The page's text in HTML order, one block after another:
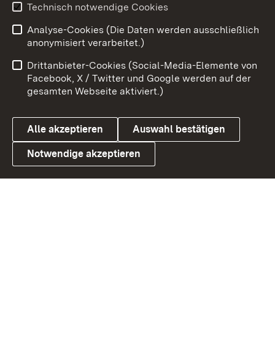
Link zum Landesportal
Impressum
Kontakt
Barrierefreiheit
Datenschutz
Cookies
Technisch notwendige Cookies
Analyse-Cookies (Die Daten werden ausschließlich
anonymisiert verarbeitet.)
Drittanbieter-Cookies (Social-Media-Elemente von
Facebook, X / Twitter und Google werden auf der
gesamten Webseite aktiviert.)
Alle akzeptieren Auswahl bestätigen
Notwendige akzeptieren